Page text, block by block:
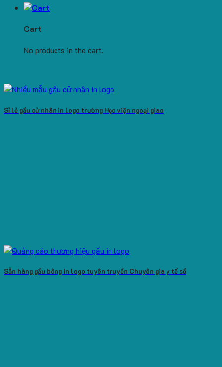
Cart
No products in the cart.
Sỉ lẻ gấu cử nhân in logo trường Học viện ngoại giao
Sẵn hàng gấu bông in logo tuyên truyền Chuyên gia y tế số